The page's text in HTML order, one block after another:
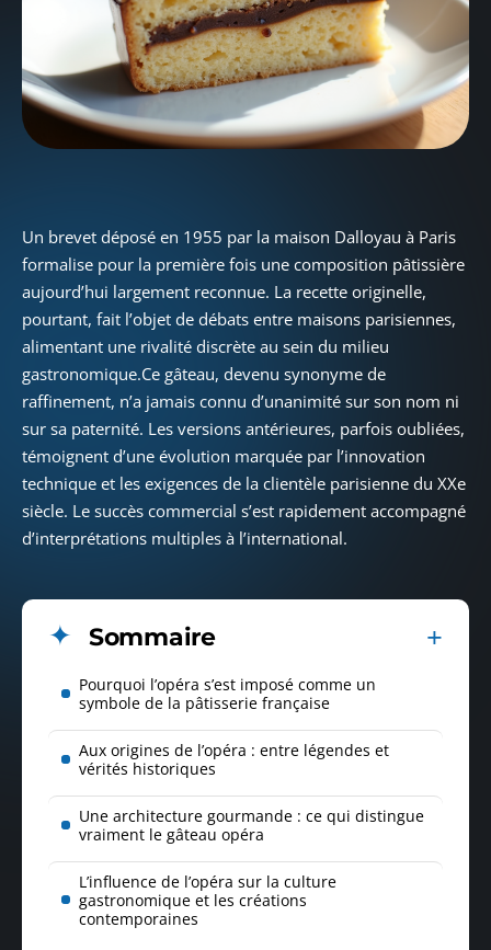
Un brevet déposé en 1955 par la maison Dalloyau à Paris
formalise pour la première fois une composition pâtissière
aujourd’hui largement reconnue. La recette originelle,
pourtant, fait l’objet de débats entre maisons parisiennes,
alimentant une rivalité discrète au sein du milieu
gastronomique.Ce gâteau, devenu synonyme de
raffinement, n’a jamais connu d’unanimité sur son nom ni
sur sa paternité. Les versions antérieures, parfois oubliées,
témoignent d’une évolution marquée par l’innovation
technique et les exigences de la clientèle parisienne du XXe
siècle. Le succès commercial s’est rapidement accompagné
d’interprétations multiples à l’international.
Sommaire
Pourquoi l’opéra s’est imposé comme un
symbole de la pâtisserie française
Aux origines de l’opéra : entre légendes et
vérités historiques
Une architecture gourmande : ce qui distingue
vraiment le gâteau opéra
L’influence de l’opéra sur la culture
gastronomique et les créations
contemporaines